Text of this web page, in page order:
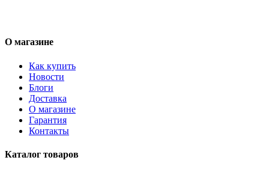
О магазине
Как купить
Новости
Блоги
Доставка
О магазине
Гарантия
Контакты
Каталог товаров